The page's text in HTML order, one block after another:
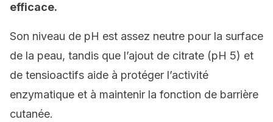
efficace.
Son niveau de pH est assez neutre pour la surface
de la peau, tandis que l’ajout de citrate (pH 5) et
de tensioactifs aide à protéger l’activité
enzymatique et à maintenir la fonction de barrière
cutanée.